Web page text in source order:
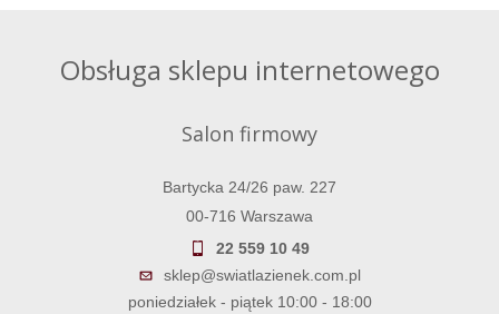
Obsługa sklepu internetowego
Salon firmowy
Bartycka 24/26 paw. 227
00-716 Warszawa
22 559 10 49
sklep@swiatlazienek.com.pl
poniedziałek - piątek 10:00 - 18:00